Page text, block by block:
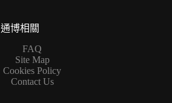
通博相關
FAQ
Site Map
Cookies Policy
Contact Us